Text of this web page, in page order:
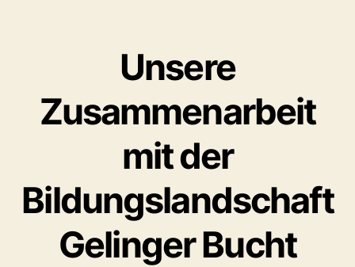
Unsere
Zusammenarbeit
mit der
Bildungslandschaft
Gelinger Bucht